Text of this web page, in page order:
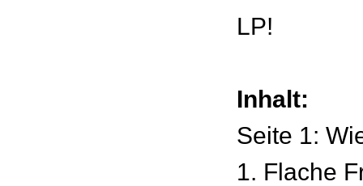
LP!
Inhalt:
Seite 1:
1. Flache